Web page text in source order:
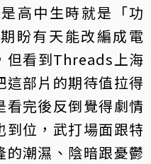
高中生時就是「功
盼有天能改編成電
但看到Threads上海
這部片的期待值拉得
看完後反倒覺得劇情
到位，武打場面跟特
潮濕、陰暗跟憂鬱